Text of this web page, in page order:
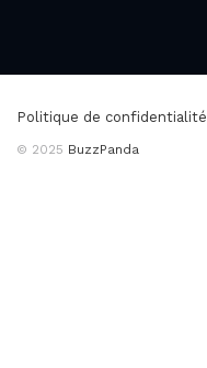
Politique de confidentialité
© 2025 BuzzPanda